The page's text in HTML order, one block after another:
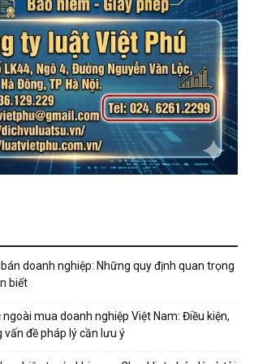
doanh nghiệp: Những quy định quan trọng
biết
mua doanh nghiệp Việt Nam: Điều kiện,
đề pháp lý cần lưu ý